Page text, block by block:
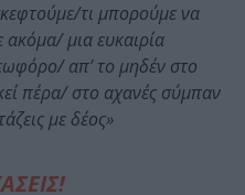
τι μπορούμε να
μια ευκαιρία
απ’ το μηδέν στο
πέρα/ στο αχανές σύμπαν
με δέος»